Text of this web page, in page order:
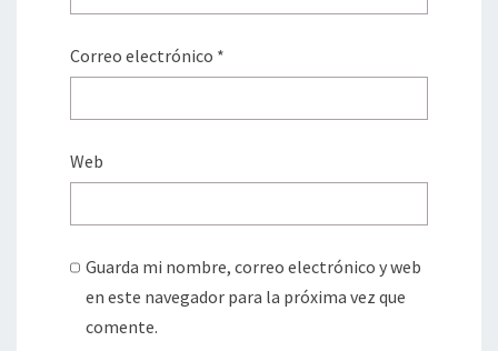
Correo electrónico *
Web
Guarda mi nombre, correo electrónico y web
en este navegador para la próxima vez que
comente.